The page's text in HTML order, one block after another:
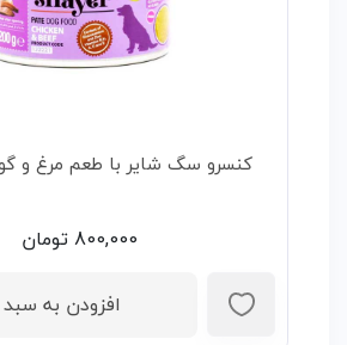
کنسرو سگ شایر با طعم مرغ و گوشت
800,000تومان
افزودن به